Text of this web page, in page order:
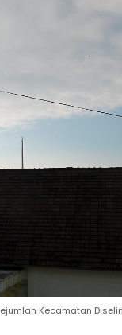
Kecamatan